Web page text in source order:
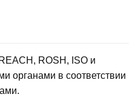
ROSH, ISO и
органами в соответствии